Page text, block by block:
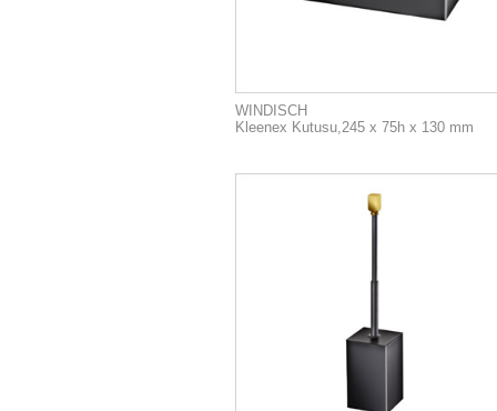
WINDISCH
Kleenex Kutusu,245 x 75h x 130 mm